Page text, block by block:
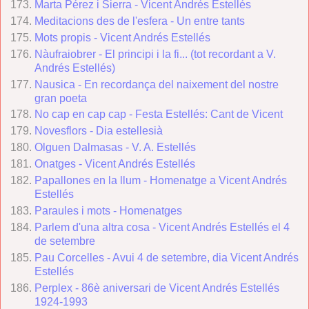
Marta Pérez i Sierra - Vicent Andrés Estellés
Meditacions des de l'esfera - Un entre tants
Mots propis - Vicent Andrés Estellés
Nàufraiobrer - El principi i la fi... (tot recordant a V.
Andrés Estellés)
Nausica - En recordança del naixement del nostre
gran poeta
No cap en cap cap - Festa Estellés: Cant de Vicent
Novesflors - Dia estellesià
Olguen Dalmasas - V. A. Estellés
Onatges - Vicent Andrés Estellés
Papallones en la llum - Homenatge a Vicent Andrés
Estellés
Paraules i mots - Homenatges
Parlem d'una altra cosa - Vicent Andrés Estellés el 4
de setembre
Pau Corcelles - Avui 4 de setembre, dia Vicent Andrés
Estellés
Perplex - 86è aniversari de Vicent Andrés Estellés
1924-1993